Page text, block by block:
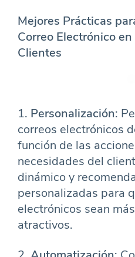
Mejores Prácticas
Correo Electrónico
Clientes
1. Personalización:
correos electrónicos
función de las
necesidades del
dinámico y
personalizadas para
electrónicos sean
atractivos.